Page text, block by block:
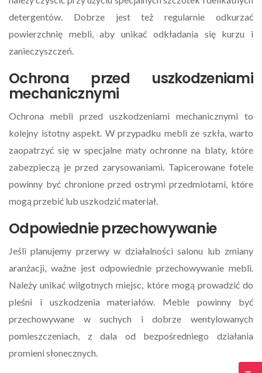
detergentów. Dobrze jest też regularnie odkurzać
powierzchnię mebli, aby unikać odkładania się kurzu i
zanieczyszczeń.
Ochrona przed uszkodzeniami
mechanicznymi
Ochrona mebli przed uszkodzeniami mechanicznymi to
kolejny istotny aspekt. W przypadku mebli ze szkła, warto
zaopatrzyć się w specjalne maty ochronne na blaty, które
zabezpieczą je przed zarysowaniami. Tapicerowane fotele
powinny być chronione przed ostrymi przedmiotami, które
mogą przebić lub uszkodzić materiał.
Odpowiednie przechowywanie
Jeśli planujemy przerwy w działalności salonu lub zmiany
aranżacji, ważne jest odpowiednie przechowywanie mebli.
Należy unikać wilgotnych miejsc, które mogą prowadzić do
pleśni i uszkodzenia materiałów. Meble powinny być
przechowywane w suchych i dobrze wentylowanych
pomieszczeniach, z dala od bezpośredniego działania
promieni słonecznych.